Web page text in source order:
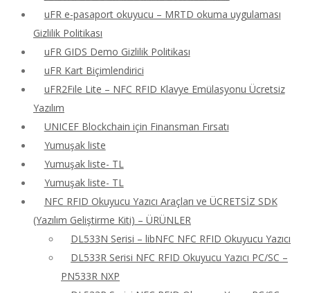
uFR e-pasaport okuyucu – MRTD okuma uygulaması
Gizlilik Politikası
uFR GIDS Demo Gizlilik Politikası
uFR Kart Biçimlendirici
uFR2File Lite – NFC RFID Klavye Emülasyonu Ücretsiz
Yazılım
UNICEF Blockchain için Finansman Fırsatı
Yumuşak liste
Yumuşak liste- TL
Yumuşak liste- TL
NFC RFID Okuyucu Yazıcı Araçları ve ÜCRETSİZ SDK
(Yazılım Geliştirme Kiti) – ÜRÜNLER
DL533N Serisi – libNFC NFC RFID Okuyucu Yazıcı
DL533R Serisi NFC RFID Okuyucu Yazıcı PC/SC –
PN533R NXP